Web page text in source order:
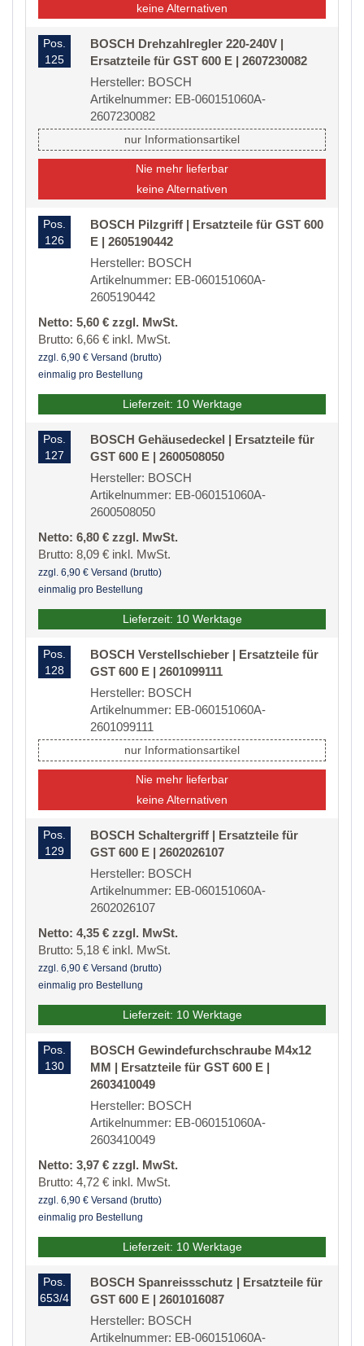
keine Alternativen
Pos.
125
BOSCH Drehzahlregler 220-240V |
Ersatzteile für GST 600 E | 2607230082
Hersteller: BOSCH
Artikelnummer: EB-060151060A-
2607230082
nur Informationsartikel
Nie mehr lieferbar
keine Alternativen
Pos.
126
BOSCH Pilzgriff | Ersatzteile für GST 600
E | 2605190442
Hersteller: BOSCH
Artikelnummer: EB-060151060A-
2605190442
Netto: 5,60 € zzgl. MwSt.
Brutto: 6,66 € inkl. MwSt.
zzgl. 6,90 € Versand (brutto)
einmalig pro Bestellung
Lieferzeit: 10 Werktage
Pos.
127
BOSCH Gehäusedeckel | Ersatzteile für
GST 600 E | 2600508050
Hersteller: BOSCH
Artikelnummer: EB-060151060A-
2600508050
Netto: 6,80 € zzgl. MwSt.
Brutto: 8,09 € inkl. MwSt.
zzgl. 6,90 € Versand (brutto)
einmalig pro Bestellung
Lieferzeit: 10 Werktage
Pos.
128
BOSCH Verstellschieber | Ersatzteile für
GST 600 E | 2601099111
Hersteller: BOSCH
Artikelnummer: EB-060151060A-
2601099111
nur Informationsartikel
Nie mehr lieferbar
keine Alternativen
Pos.
129
BOSCH Schaltergriff | Ersatzteile für
GST 600 E | 2602026107
Hersteller: BOSCH
Artikelnummer: EB-060151060A-
2602026107
Netto: 4,35 € zzgl. MwSt.
Brutto: 5,18 € inkl. MwSt.
zzgl. 6,90 € Versand (brutto)
einmalig pro Bestellung
Lieferzeit: 10 Werktage
Pos.
130
BOSCH Gewindefurchschraube M4x12
MM | Ersatzteile für GST 600 E |
2603410049
Hersteller: BOSCH
Artikelnummer: EB-060151060A-
2603410049
Netto: 3,97 € zzgl. MwSt.
Brutto: 4,72 € inkl. MwSt.
zzgl. 6,90 € Versand (brutto)
einmalig pro Bestellung
Lieferzeit: 10 Werktage
Pos.
653/4
BOSCH Spanreissschutz | Ersatzteile für
GST 600 E | 2601016087
Hersteller: BOSCH
Artikelnummer: EB-060151060A-